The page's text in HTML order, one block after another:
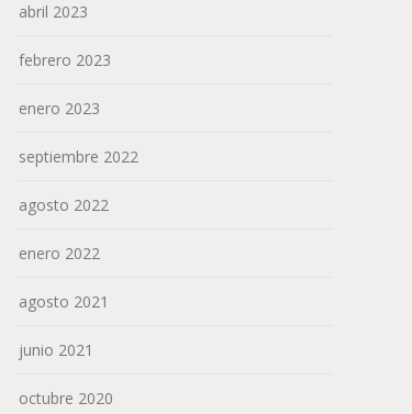
abril 2023
febrero 2023
enero 2023
septiembre 2022
agosto 2022
enero 2022
agosto 2021
junio 2021
octubre 2020